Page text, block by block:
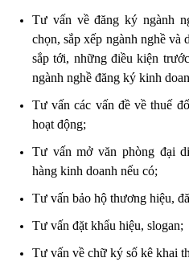
Tư vấn về đăng ký ngành
chọn, sắp xếp ngành nghề và
sắp tới, những điều kiện
ngành nghề đăng ký kinh
Tư vấn các vấn đề về thuế
hoạt động;
Tư vấn mở văn phòng đại
hàng kinh doanh nếu có;
Tư vấn bảo hộ thương hiệu,
Tư vấn đặt khẩu hiệu, slogan;
Tư vấn về chữ ký số kê khai